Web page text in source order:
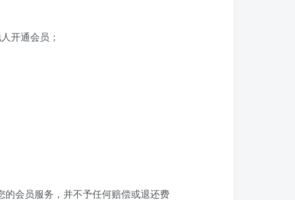
开通会员；
会员服务，并不予任何赔偿或退还费